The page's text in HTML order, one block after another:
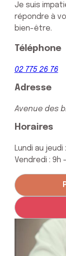
Je suis
répondre à
bien-être.
Téléphone
02 775 26 76
Adresse
Avenue des
Horaires
Lundi au jeudi
Vendredi : 9h